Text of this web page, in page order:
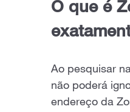
O que é
Ao pesquisar
não poderá
endereço da